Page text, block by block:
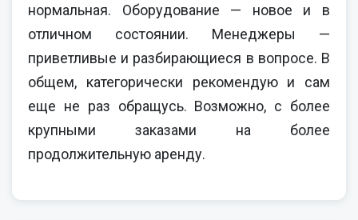
нормальная. Оборудование — новое и в
отличном состоянии. Менеджеры —
приветливые и разбирающиеся в вопросе. В
общем, категорически рекомендую и сам
еще не раз обращусь. Возможно, с более
крупными заказами на более
продолжительную аренду.